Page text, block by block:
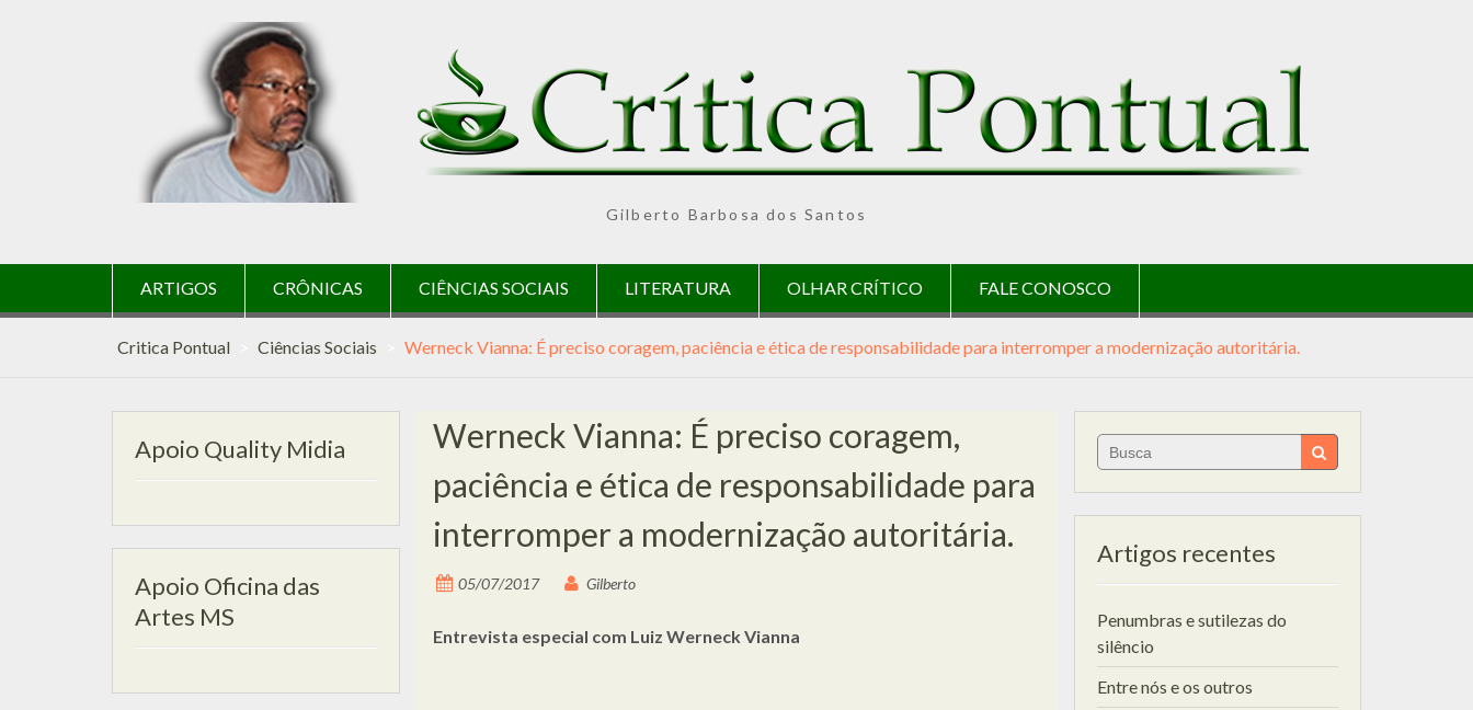
Gilberto Barbosa dos Santos
ARTIGOS CRÔNICAS CIÊNCIAS SOCIAIS LITERATURA OLHAR CRÍTICO FALE CONOSCO
Critica Pontual Ciências Sociais Werneck Vianna: É preciso coragem, paciência e ética de responsabilidade para interromper a modernização autoritária.
Werneck Vianna: É preciso coragem,
paciência e ética de responsabilidade para
interromper a modernização autoritária.
05/07/2017 Gilberto
Entrevista especial com Luiz Werneck Vianna
Search
for:
Artigos recentes
Penumbras e sutilezas do
silêncio
Entre nós e os outros
Apoio Quality Midia
Apoio Oficina das
Artes MS